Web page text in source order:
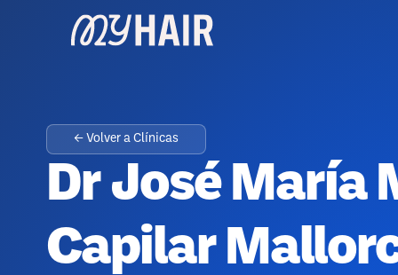
← Volver a Clínicas
Dr José María
Capilar